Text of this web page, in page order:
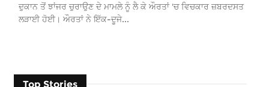
ਦੁਕਾਨ ਤੋਂ ਝਾਂਜਰ ਚੁਰਾਉਣ ਦੇ ਮਾਮਲੇ ਨੂੰ ਲੈ ਕੇ ਔਰਤਾਂ 'ਚ ਵਿਚਕਾਰ ਜ਼ਬਰਦਸਤ
ਲੜਾਈ ਹੋਈ। ਔਰਤਾਂ ਨੇ ਇੱਕ-ਦੂਜੇ...
Top Stories